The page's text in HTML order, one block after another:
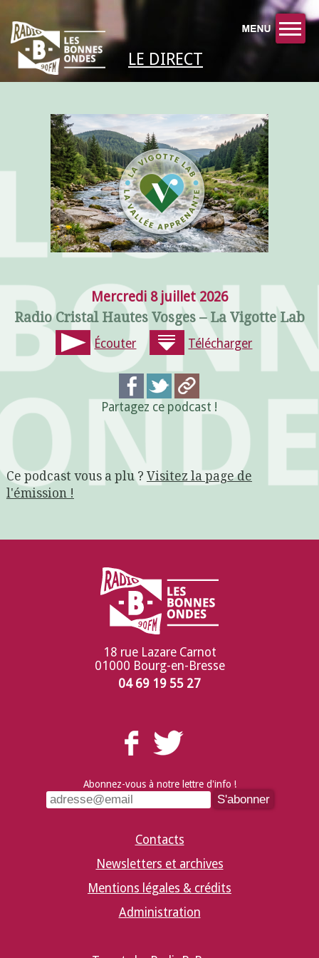
LE DIRECT
Mercredi 8 juillet 2026
Radio Cristal Hautes Vosges – La Vigotte Lab
Écouter Télécharger
Partagez ce podcast !
Ce podcast vous a plu ? Visitez la page de
l'émission !
18 rue Lazare Carnot
01000 Bourg-en-Bresse
04 69 19 55 27
Abonnez-vous à notre lettre d'info !
Contacts
Newsletters et archives
Mentions légales & crédits
Administration